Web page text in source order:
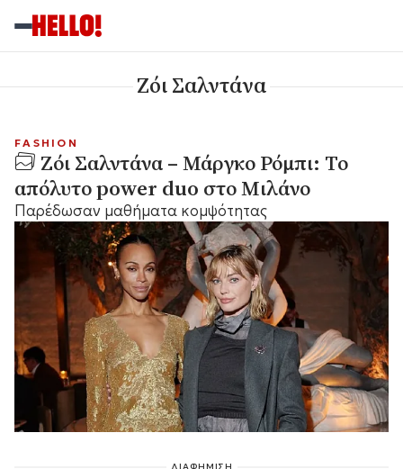
Ζόι Σαλντάνα
FASHION
Ζόι Σαλντάνα – Μάργκο Ρόμπι: Το
απόλυτο power duo στο Μιλάνο
Παρέδωσαν μαθήματα κομψότητας